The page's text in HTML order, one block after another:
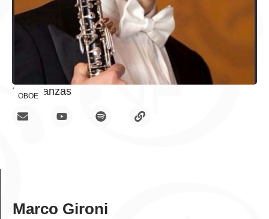
Enseñanzas
OBOE
Marco Gironi